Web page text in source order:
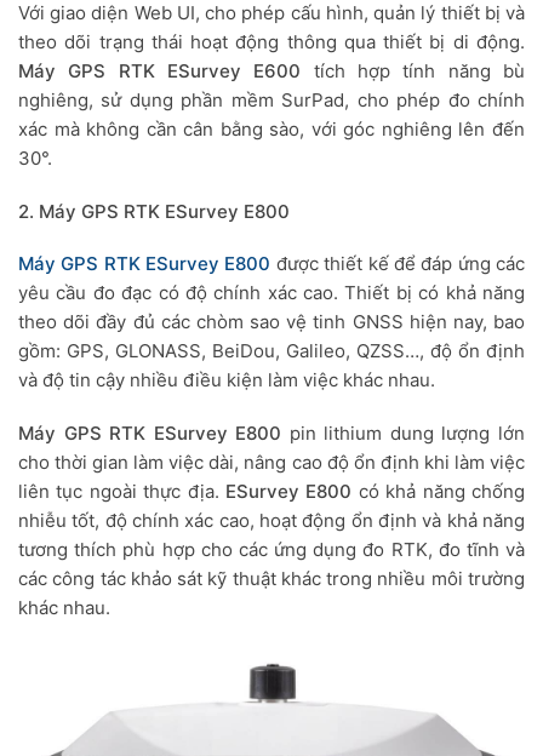
Với giao diện Web UI, cho phép cấu hình, quản lý thiết bị và
theo dõi trạng thái hoạt động thông qua thiết bị di động.
Máy GPS RTK ESurvey E600
tích hợp tính năng bù
nghiêng, sử dụng phần mềm SurPad, cho phép đo chính
xác mà không cần cân bằng sào, với góc nghiêng lên đến
30°.
2. Máy GPS RTK ESurvey E800
Máy GPS RTK ESurvey E800 được thiết kế để đáp ứng các
yêu cầu đo đạc có độ chính xác cao. Thiết bị có khả năng
theo dõi đầy đủ các chòm sao vệ tinh GNSS hiện nay, bao
gồm: GPS, GLONASS, BeiDou, Galileo, QZSS…, độ ổn định
và độ tin cậy nhiều điều kiện làm việc khác nhau.
Máy GPS RTK ESurvey E800 pin lithium dung lượng lớn
cho thời gian làm việc dài, nâng cao độ ổn định khi làm việc
liên tục ngoài thực địa. ESurvey E800 có khả năng chống
nhiễu tốt, độ chính xác cao, hoạt động ổn định và khả năng
tương thích phù hợp cho các ứng dụng đo RTK, đo tĩnh và
các công tác khảo sát kỹ thuật khác trong nhiều môi trường
khác nhau.